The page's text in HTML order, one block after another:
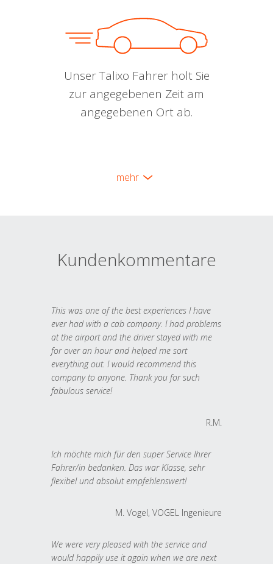
Unser Talixo Fahrer holt Sie
zur angegebenen Zeit am
angegebenen Ort ab.
mehr
Kundenkommentare
This was one of the best experiences I have
ever had with a cab company. I had problems
at the airport and the driver stayed with me
for over an hour and helped me sort
everything out. I would recommend this
company to anyone. Thank you for such
fabulous service!
R.M.
Ich möchte mich für den super Service Ihrer
Fahrer/in bedanken. Das war Klasse, sehr
flexibel und absolut empfehlenswert!
M. Vogel, VOGEL Ingenieure
We were very pleased with the service and
would happily use it again when we are next